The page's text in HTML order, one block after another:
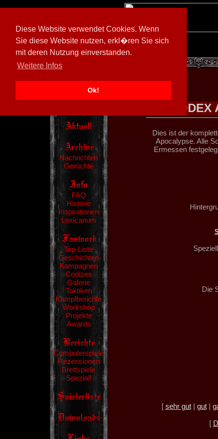
Diese Website verwendet Cookies. Wenn
Sie diese Website nutzen, erkl�ren Sie sich
mit deren Nutzung einverstanden.
Weitere Infos
Ok!
[ 600026/M3]
Nachrichten
Gerüchte
FAQ
Historie
Inspirationen
Lexicanum
Top-Liste
Geschichten
Kampagnen
Codizes
Galerie
Taktiken
Kampfberichte
Workshop
Projekte
Awards
Computerspiele
Rezensionen
Brettspiele
Spezial!
Dies ist der
Apocalypse. Alle
Ermessen
Die
[ sehr gut| gut|
[